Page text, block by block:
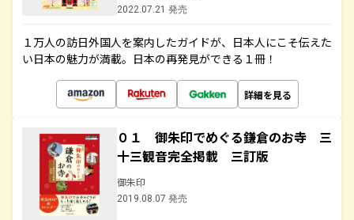
2022.07.21 発売
１万人の訪日外国人を案内したガイドが、日本人にこそ伝えた
い日本の魅力が満載。日本の再発見ができる１冊！
詳細を見る
０１ 御朱印でめぐる鎌倉のお寺 三
十三観音完全掲載 三訂版
御朱印
2019.08.07 発売